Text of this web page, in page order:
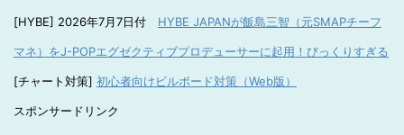
[HYBE] 2026年7月7日付 HYBE JAPANが飯島三智（元SMAPチーフ
マネ）をJ-POPエグゼクティブプロデューサーに起用！びっくりすぎる
[チャート対策] 初心者向けビルボード対策（Web版）
スポンサードリンク